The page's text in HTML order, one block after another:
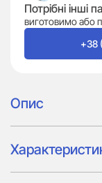
Потрібні інші
виготовимо або
+38
Опис